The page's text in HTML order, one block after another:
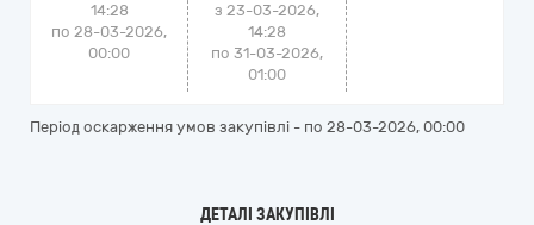
14:28
по 28-03-2026,
00:00
з 23-03-2026,
14:28
по 31-03-2026,
01:00
Період оскарження умов закупівлі - по 28-03-2026, 00:00
ДЕТАЛІ ЗАКУПІВЛІ